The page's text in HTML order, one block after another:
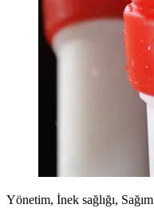
Yönetim, İnek sağlığı, Sağım